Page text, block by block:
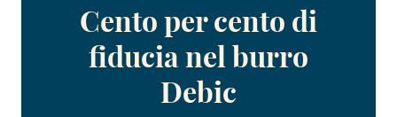
Cento per cento di
fiducia nel burro
Debic